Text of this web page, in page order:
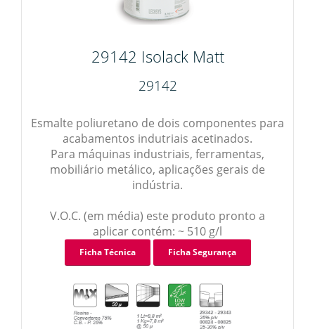
29142 Isolack Matt
29142
Esmalte poliuretano de dois componentes para
acabamentos indutriais acetinados.
Para máquinas industriais, ferramentas,
mobiliário metálico, aplicações gerais de
indústria.
V.O.C. (em média) este produto pronto a
aplicar contém: ~ 510 g/l
Ficha Técnica Ficha Segurança